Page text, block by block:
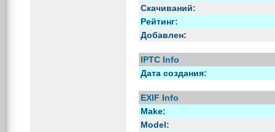
Скачиваний:
Рейтинг:
Добавлен:
IPTC Info
Дата создания:
EXIF Info
Make:
Model: